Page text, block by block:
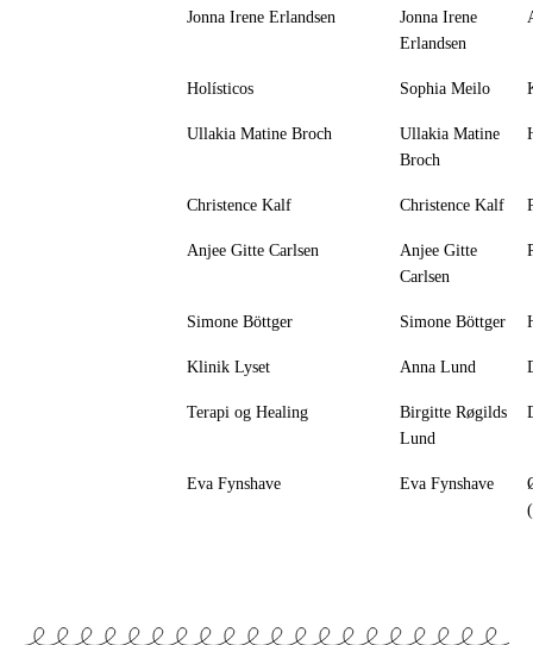
Jonna Irene Erlandsen
Jonna Irene
Erlandsen
Holísticos Sophia Meilo
Ullakia Matine Broch
Ullakia Matine
Broch
Christence Kalf Christence Kalf
Anjee Gitte Carlsen
Anjee Gitte
Carlsen
Simone Böttger Simone Böttger
Klinik Lyset Anna Lund
Terapi og Healing
Birgitte Røgilds
Lund
Eva Fynshave Eva Fynshave